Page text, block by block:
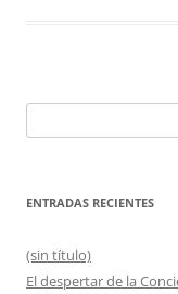
ENTRADAS RECIENTES
(sin título)
El despertar de la